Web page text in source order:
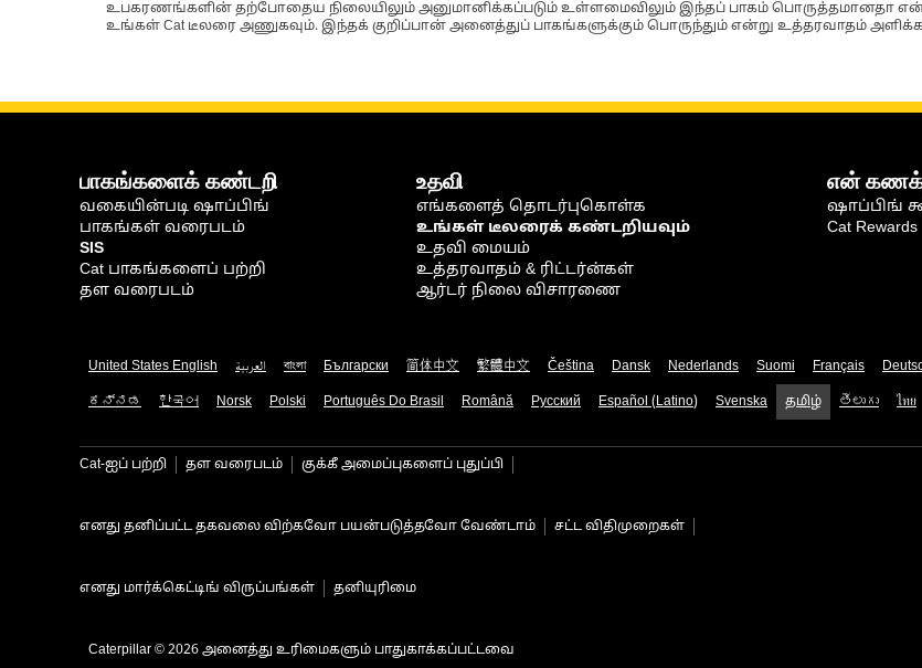
உபகரணங்களின் தற்போதைய நிலையிலும் அனுமானிக்கப்படும் உள்ளமைவிலும் இந்தப் பாகம் பொருத்தமானதா
உங்கள் Cat டீலரை அணுகவும். இந்தக் குறிப்பான் அனைத்துப் பாகங்களுக்கும் பொருந்தும் என்று உத்தரவாதம் அளிக்க
பாகங்களைக் கண்டறி
வகையின்படி ஷாப்பிங்
பாகங்கள் வரைபடம்
SIS
Cat பாகங்களைப் பற்றி
தள வரைபடம்
உதவி
எங்களைத் தொடர்புகொள்க
உங்கள் டீலரைக் கண்டறியவும்
உதவி மையம்
உத்தரவாதம் & ரிட்டர்ன்கள்
ஆர்டர் நிலை விசாரணை
என்
ஷாப்பிங்
Cat Rewards
United States English العربية বাংলা Български 简体中文 繁體中文 Čeština Dansk Nederlands Suomi Français
ಕನ್ನಡ 한국어 Norsk Polski Português Do Brasil Română Русский Español (Latino) Svenska தமிழ் తెలుగు ไทย
Cat-ஐப் பற்றி தள வரைபடம் குக்கீ அமைப்புகளைப் புதுப்பி
எனது தனிப்பட்ட தகவலை விற்கவோ பயன்படுத்தவோ வேண்டாம் சட்ட விதிமுறைகள்
எனது மார்க்கெட்டிங் விருப்பங்கள் தனியுரிமை
Caterpillar © 2026 அனைத்து உரிமைகளும் பாதுகாக்கப்பட்டவை